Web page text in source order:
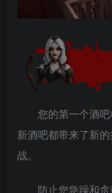
您的第一个酒
新酒吧都带来了新
战。
防止您急躁和